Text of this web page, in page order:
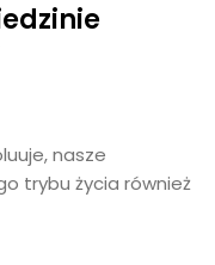
nasze
trybu życia również